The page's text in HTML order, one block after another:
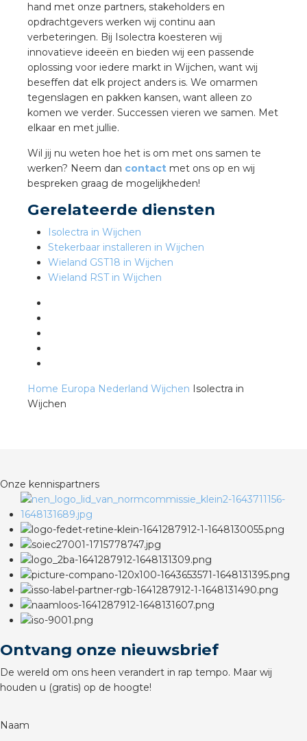
hand met onze partners, stakeholders en
opdrachtgevers werken wij continu aan
verbeteringen. Bij Isolectra koesteren wij
innovatieve ideeën en bieden wij een passende
oplossing voor iedere markt in Wijchen, want wij
beseffen dat elk project anders is. We omarmen
tegenslagen en pakken kansen, want alleen zo
komen we verder. Successen vieren we samen. Met
elkaar en met jullie.
Wil jij nu weten hoe het is om met ons samen te
werken? Neem dan contact met ons op en wij
bespreken graag de mogelijkheden!
Gerelateerde diensten
Isolectra in Wijchen
Stekerbaar installeren in Wijchen
Wieland GST18 in Wijchen
Wieland RST in Wijchen
Home Europa Nederland Wijchen Isolectra in
Wijchen
Onze kennispartners
Ontvang onze nieuwsbrief
De wereld om ons heen verandert in rap tempo. Maar wij
houden u (gratis) op de hoogte!
Naam
Academy
waarde